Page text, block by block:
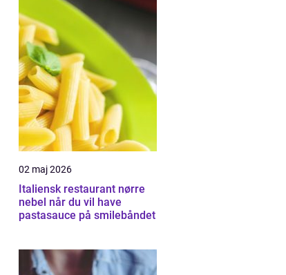
02 maj 2026
Italiensk restaurant nørre
nebel når du vil have
pastasauce på smilebåndet